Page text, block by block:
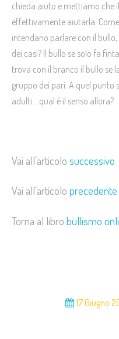
chieda aiuto e mettiamo che
effettivamente aiutarla.
intendano parlare con il
dei casi? Il bullo se solo fa
trova con il branco il bullo se
gruppo dei pari. A quel punto
adulti… qual è il senso allora?
Vai all’articolo successivo
Vai all’articolo precedente
Torna al libro bullismo
17 Giugno